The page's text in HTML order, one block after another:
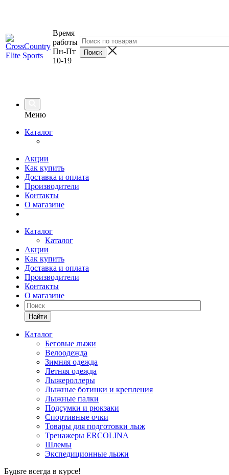
Время
работы
Пн-Пт
10-19
Меню
Каталог
Акции
Как купить
Доставка и оплата
Производители
Контакты
О магазине
Каталог
Каталог
Акции
Как купить
Доставка и оплата
Производители
Контакты
О магазине
Найти
Каталог
Беговые лыжи
Велоодежда
Зимняя одежда
Летняя одежда
Лыжероллеры
Лыжные ботинки и крепления
Лыжные палки
Подсумки и рюкзаки
Спортивные очки
Товары для подготовки лыж
Тренажеры ERCOLINA
Шлемы
Экспедиционные лыжи
Будьте всегда в курсе!